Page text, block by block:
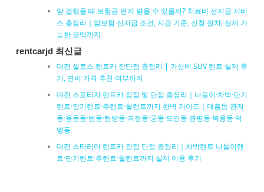
암 걸렸을 때 보험금 먼저 받을 수 있을까? 치료비 선지급 서비
스 총정리｜암보험 선지급 조건, 지급 기준, 신청 절차, 실제 가
능한 금액까지
rentcarjd 최신글
대전 셀토스 렌트카 장단점 총정리 | 가성비 SUV 렌트 실제 후
기, 연비·가격·추천 여부까지
대전 스포티지 렌트카 장점 및 단점 총정리｜나들이·차박·단기
렌트·장기렌트·주렌트·월렌트까지 완벽 가이드｜대흥동·관저
동·용문동·변동·탄방동·괴정동·궁동·도안동·관평동·복용동·덕
명동
대전 스타리아 렌트카 장점 단점 총정리｜차박렌트·나들이렌
트·단기렌트·주렌트·월렌트까지 실제 이용 후기